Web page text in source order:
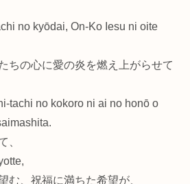
no kyōdai, On-Ko Iesu ni oite
ちの心に愛の炎を燃え上がらせて
tachi no kokoro ni ai no honō o
、
む、祝福に満ちた希望が、